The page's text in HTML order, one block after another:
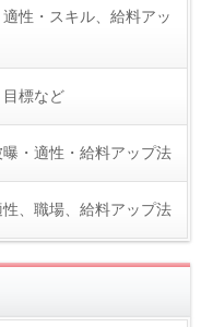
性・スキル、給料アッ
標など
・適性・給料アップ法
、職場、給料アップ法